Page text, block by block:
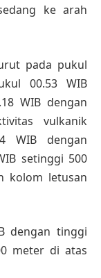
ke arah
pada pukul
00.53 WIB
WIB dengan
vulkanik
WIB dengan
setinggi 500
kolom letusan
dengan tinggi
meter di atas